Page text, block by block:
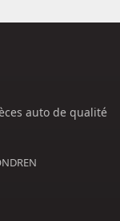
auto de qualité